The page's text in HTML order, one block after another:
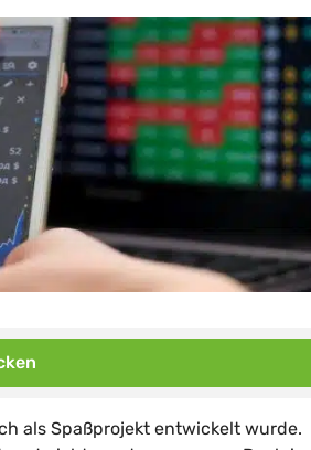
als Spaßprojekt entwickelt wurde.